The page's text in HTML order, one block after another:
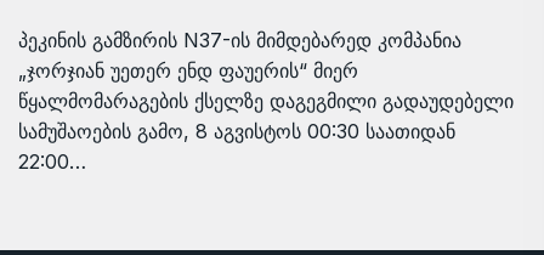
პეკინის გამზირის N37-ის მიმდებარედ კომპანია
„ჯორჯიან უეთერ ენდ ფაუერის“ მიერ
წყალმომარაგების ქსელზე დაგეგმილი გადაუდებელი
სამუშაოების გამო, 8 აგვისტოს 00:30 საათიდან
22:00…